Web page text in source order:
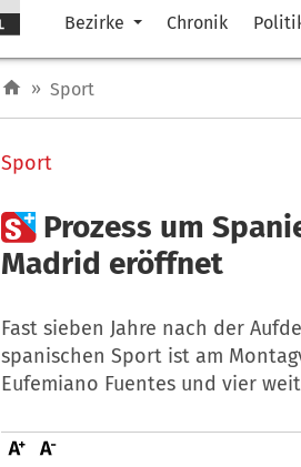
Bezirke Chronik
» Sport
Sport
 Prozess um
Madrid eröffnet
Fast sieben Jahre nach der
spanischen Sport ist am
Eufemiano Fuentes und vier